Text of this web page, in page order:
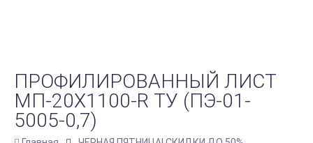
ПРОФИЛИРОВАННЫЙ ЛИСТ
МП-20Х1100-R ТУ (ПЭ-01-
5005-0,7)